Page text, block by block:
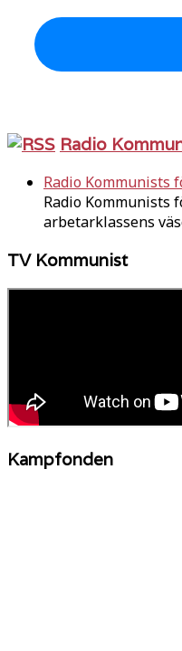
Radio
Radio Kommunists
Radio Kommunists
arbetarklassens
TV Kommunist
Kampfonden